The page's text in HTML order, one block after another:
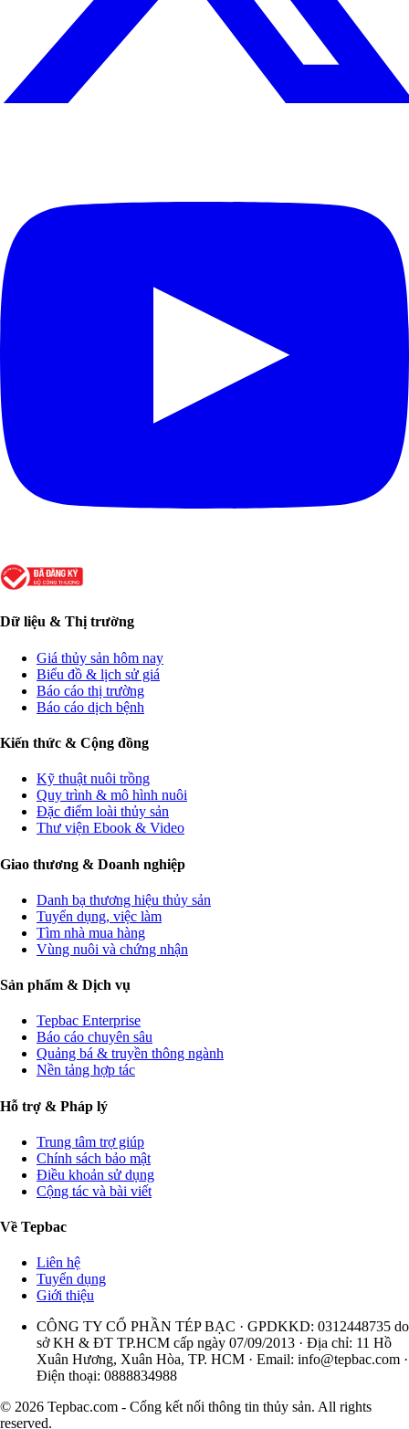
Dữ liệu & Thị trường
Giá thủy sản hôm nay
Biểu đồ & lịch sử giá
Báo cáo thị trường
Báo cáo dịch bệnh
Kiến thức & Cộng đồng
Kỹ thuật nuôi trồng
Quy trình & mô hình nuôi
Đặc điểm loài thủy sản
Thư viện Ebook & Video
Giao thương & Doanh nghiệp
Danh bạ thương hiệu thủy sản
Tuyển dụng, việc làm
Tìm nhà mua hàng
Vùng nuôi và chứng nhận
Sản phẩm & Dịch vụ
Tepbac Enterprise
Báo cáo chuyên sâu
Quảng bá & truyền thông ngành
Nền tảng hợp tác
Hỗ trợ & Pháp lý
Trung tâm trợ giúp
Chính sách bảo mật
Điều khoản sử dụng
Cộng tác và bài viết
Về Tepbac
Liên hệ
Tuyển dụng
Giới thiệu
CÔNG TY CỔ PHẦN TÉP BẠC · GPDKKD: 0312448735 do
sở KH & ĐT TP.HCM cấp ngày 07/09/2013 · Địa chỉ: 11 Hồ
Xuân Hương, Xuân Hòa, TP. HCM · Email: info@tepbac.com ·
Điện thoại: 0888834988
© 2026 Tepbac.com - Cổng kết nối thông tin thủy sản. All rights
reserved.